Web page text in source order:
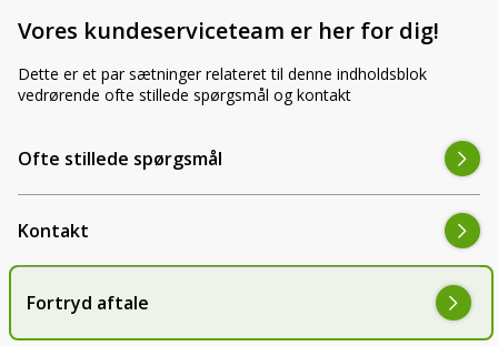
Stik, kabelbindere og relæer til traktor
Agroled Blog
FAQs – Ofte stillede spørgsmål
Om os
72177776
Stik, kabelbindere og relæer til traktor og
landbrug
Vores kundeserviceteam er her for dig!
Dette er et par sætninger relateret til denne indholdsblok
vedrørende ofte stillede spørgsmål og kontakt
Ofte stillede spørgsmål
Kontakt
Fortryd aftale